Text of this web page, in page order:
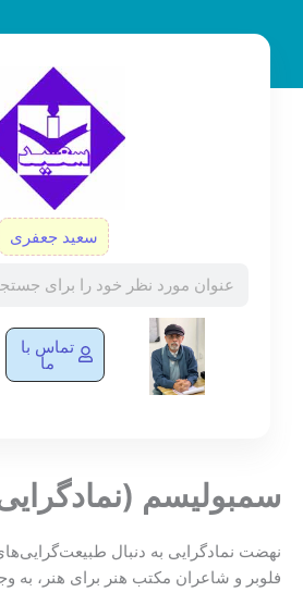
سعید جعفری
تماس با
ما
سمبولیسم
نهضت نمادگرایی به دنبال
فلوبر و شاعران مکتب هنر برای هنر، به